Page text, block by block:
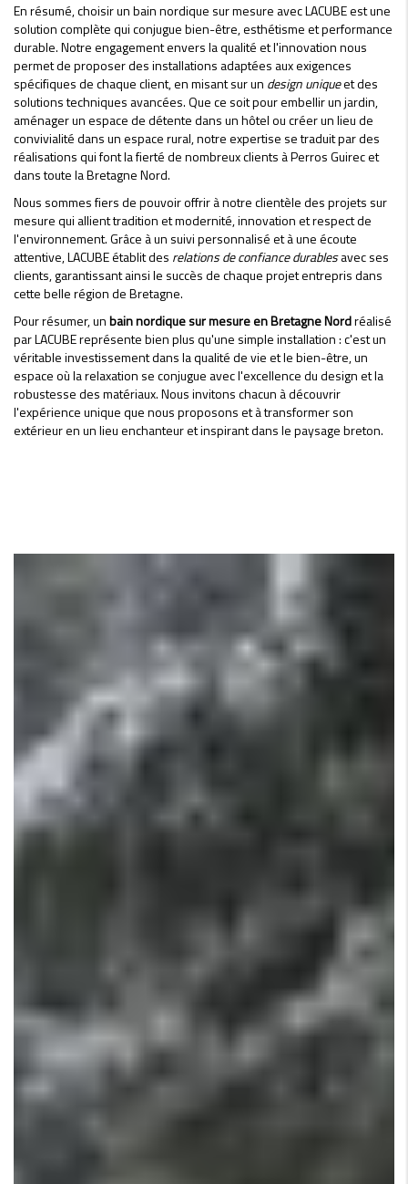
En résumé, choisir un bain nordique sur mesure avec LACUBE est une
solution complète qui conjugue bien-être, esthétisme et performance
durable. Notre engagement envers la qualité et l'innovation nous
permet de proposer des installations adaptées aux exigences
spécifiques de chaque client, en misant sur un design uniqueet des
solutions techniques avancées. Que ce soit pour embellir un jardin,
aménager un espace de détente dans un hôtel ou créer un lieu de
convivialité dans un espace rural, notre expertise se traduit par des
réalisations qui font la fierté de nombreux clients à Perros Guirec et
dans toute la Bretagne Nord.
Nous sommes fiers de pouvoir offrir à notre clientèle des projets sur
mesure qui allient tradition et modernité, innovation et respect de
l'environnement. Grâce à un suivi personnalisé et à une écoute
attentive, LACUBE établit des relations de confiance durablesavec ses
clients, garantissant ainsi le succès de chaque projet entrepris dans
cette belle région de Bretagne.
Pour résumer, unbain nordique sur mesure en Bretagne Nordréalisé
par LACUBE représente bien plus qu'une simple installation : c'est un
véritable investissement dans la qualité de vie et le bien-être, un
espace où la relaxation se conjugue avec l'excellence du design et la
robustesse des matériaux. Nous invitons chacun à découvrir
l'expérience unique que nous proposons et à transformer son
extérieur en un lieu enchanteur et inspirant dans le paysage breton.